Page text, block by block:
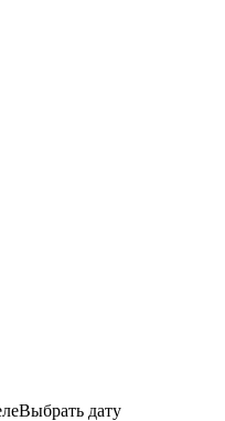
Выбрать дату